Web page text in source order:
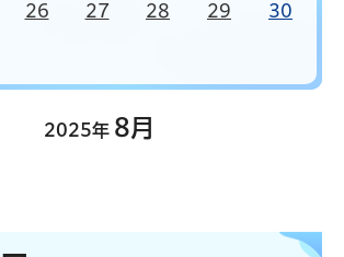
26 27 28 29 30
2025年 8月